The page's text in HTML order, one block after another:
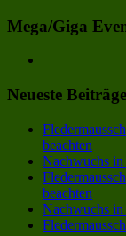
Mega/Giga
Neueste Beiträge
beachten
Nachwuchs
beachten
Nachwuchs